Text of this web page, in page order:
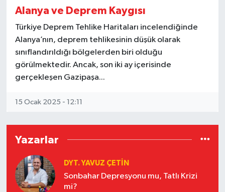
Alanya ve Deprem Kaygısı
Türkiye Deprem Tehlike Haritaları incelendiğinde
Alanya’nın, deprem tehlikesinin düşük olarak
sınıflandırıldığı bölgelerden biri olduğu
görülmektedir. Ancak, son iki ay içerisinde
gerçekleşen Gazipaşa...
15 Ocak 2025 - 12:11
Yazarlar
DYT. YAVUZ ÇETİN
Sonbahar Depresyonu mu, Tatlı Krizi
mi?